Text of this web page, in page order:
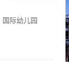
际幼儿园